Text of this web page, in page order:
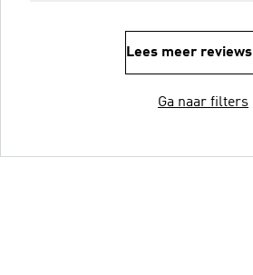
Lees meer reviews
Ga naar filters